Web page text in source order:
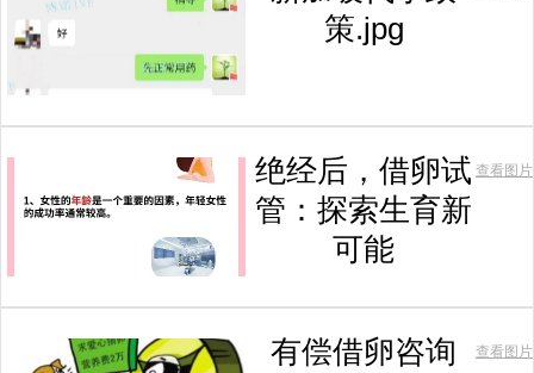
策.jpg
绝经后，借卵试
管：探索生育新
可能
查看图片
有偿借卵咨询
查看图片